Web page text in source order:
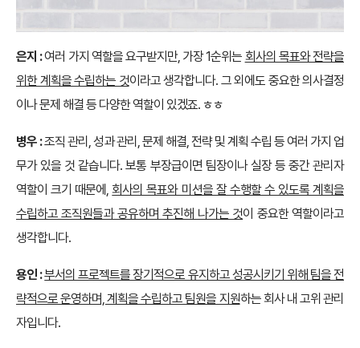
은지 :여러 가지 역할을 요구받지만, 가장 1순위는 회사의 목표와 전략을
위한 계획을 수립하는 것이라고 생각합니다. 그 외에도 중요한 의사결정
이나 문제 해결 등 다양한 역할이 있겠죠. ㅎㅎ
병우 :조직 관리, 성과 관리, 문제 해결, 전략 및 계획 수립 등 여러 가지 업
무가 있을 것 같습니다. 보통 부장급이면 팀장이나 실장 등 중간 관리자
역할이 크기 때문에,회사의 목표와 미션을 잘 수행할 수 있도록 계획을
수립하고 조직원들과 공유하며 추진해 나가는 것이 중요한 역할이라고
생각합니다.
용인 :부서의 프로젝트를 장기적으로 유지하고 성공시키기 위해 팀을 전
략적으로 운영하며, 계획을 수립하고 팀원을 지원하는 회사 내 고위 관리
자입니다.